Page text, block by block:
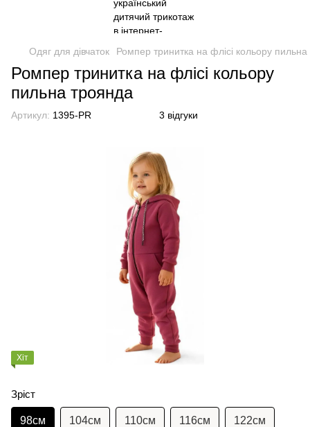
Одяг для дівчаток Ромпер тринитка на флісі кольору
Ромпер тринитка на флісі кольору
пильна троянда
Артикул: 1395-PR 3 відгуки
Хіт
Зріст
98см 104см 110см 116см 122см